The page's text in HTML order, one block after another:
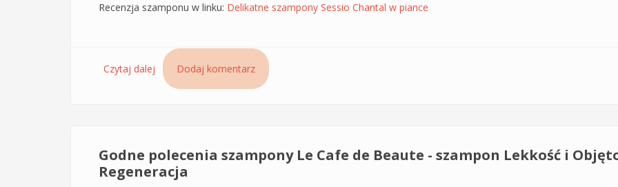
Recenzja szamponu w linku: Delikatne szampony Sessio Chantal w piance
Czytaj dalej wpis Szampon w piance Sessio Chantal do normalnej i przetłuszczającej się skóry głowy - sam skład
Dodaj komentarz
Godne polecenia szampony Le Cafe de Beaute - szampon Lekkość i
Regeneracja